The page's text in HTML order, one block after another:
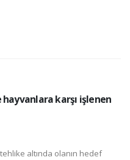
hayvanlara karşı işlenen
tehlike altında olanın hedef